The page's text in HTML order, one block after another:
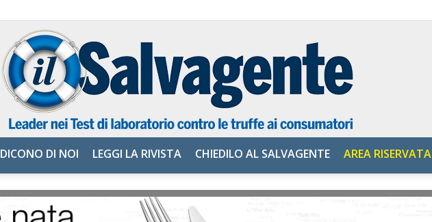
DICONO DI NOI LEGGI LA RIVISTA CHIEDILO AL SALVAGENTE AREA RISERVATA